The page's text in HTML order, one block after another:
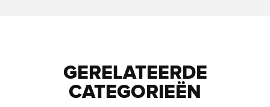
GERELATEERDE
CATEGORIEËN